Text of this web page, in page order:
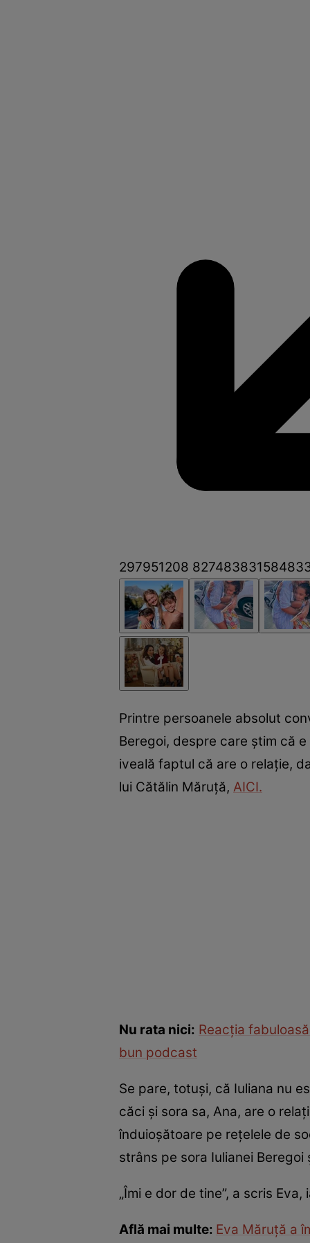
297951208
Printre persoanele absolut
Beregoi, despre care știm că
iveală faptul că are o relație,
lui Cătălin Măruță, AICI.
Nu rata nici: Reacţia
bun podcast
Se pare, totuși, că Iuliana nu
căci și sora sa, Ana, are o
înduioșătoare pe rețelele de
strâns pe sora Iulianei
„Îmi e dor de tine”, a scris
Află mai multe: Eva Măruță a